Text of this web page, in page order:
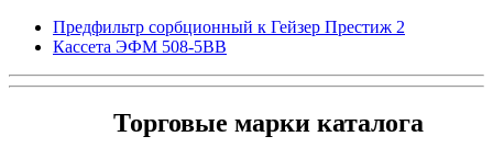
Предфильтр сорбционный к Гейзер Престиж 2
Кассета ЭФМ 508-5ВВ
Торговые марки каталога